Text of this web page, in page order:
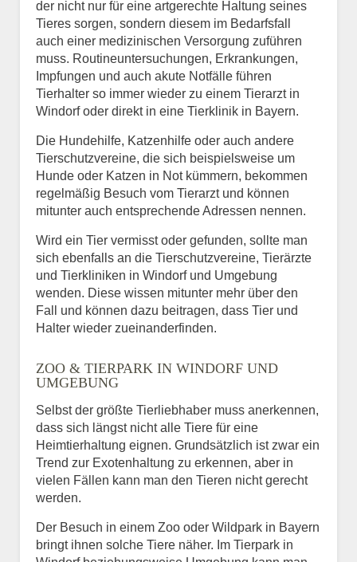
der nicht nur für eine artgerechte Haltung seines
Tieres sorgen, sondern diesem im Bedarfsfall
auch einer medizinischen Versorgung zuführen
muss. Routineuntersuchungen, Erkrankungen,
Impfungen und auch akute Notfälle führen
Tierhalter so immer wieder zu einem Tierarzt in
Windorf oder direkt in eine Tierklinik in Bayern.
Die Hundehilfe, Katzenhilfe oder auch andere
Tierschutzvereine, die sich beispielsweise um
Hunde oder Katzen in Not kümmern, bekommen
regelmäßig Besuch vom Tierarzt und können
mitunter auch entsprechende Adressen nennen.
Wird ein Tier vermisst oder gefunden, sollte man
sich ebenfalls an die Tierschutzvereine, Tierärzte
und Tierkliniken in Windorf und Umgebung
wenden. Diese wissen mitunter mehr über den
Fall und können dazu beitragen, dass Tier und
Halter wieder zueinanderfinden.
ZOO & TIERPARK IN WINDORF UND
UMGEBUNG
Selbst der größte Tierliebhaber muss anerkennen,
dass sich längst nicht alle Tiere für eine
Heimtierhaltung eignen. Grundsätzlich ist zwar ein
Trend zur Exotenhaltung zu erkennen, aber in
vielen Fällen kann man den Tieren nicht gerecht
werden.
Der Besuch in einem Zoo oder Wildpark in Bayern
bringt ihnen solche Tiere näher. Im Tierpark in